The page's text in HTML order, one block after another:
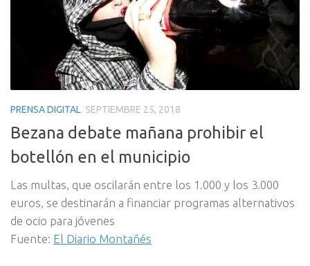
PRENSA DIGITAL SEPTIEMBRE 25, 2018
Bezana debate mañana prohibir el
botellón en el municipio
Las multas, que oscilarán entre los 1.000 y los 3.000
euros, se destinarán a financiar programas alternativos
de ocio para jóvenes
Fuente: El Diario Montañés